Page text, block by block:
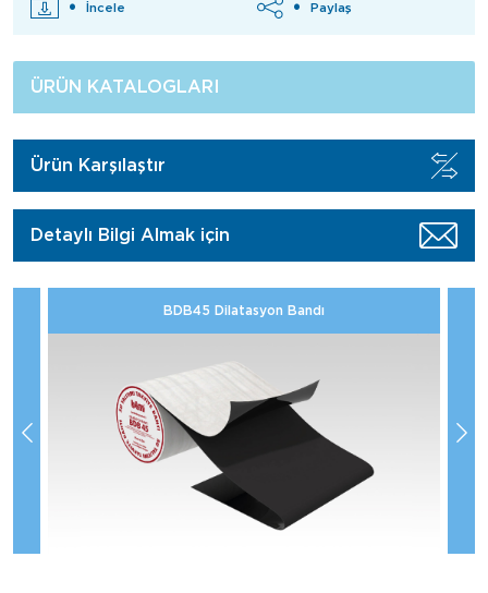
İncele Paylaş
ÜRÜN KATALOGLARI
Ürün Karşılaştır
Detaylı Bilgi Almak için
BDB45 Dilatasyon Bandı